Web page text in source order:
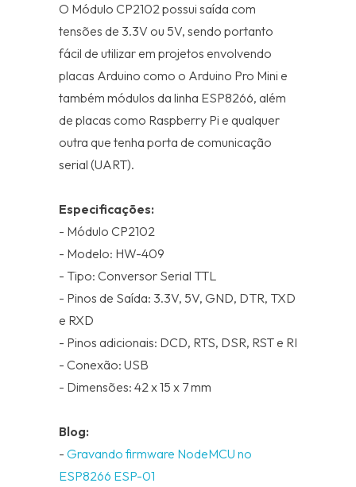
O Módulo CP2102 possui saída com
tensões de 3.3V ou 5V, sendo portanto
fácil de utilizar em projetos envolvendo
placas Arduino como o Arduino Pro Mini e
também módulos da linha ESP8266, além
de placas como Raspberry Pi e qualquer
outra que tenha porta de comunicação
serial (UART).
Especificações:
- Módulo CP2102
- Modelo: HW-409
- Tipo: Conversor Serial TTL
- Pinos de Saída: 3.3V, 5V, GND, DTR, TXD
e RXD
- Pinos adicionais: DCD, RTS, DSR, RST e RI
- Conexão: USB
- Dimensões: 42 x 15 x 7 mm
Blog:
- Gravando firmware NodeMCU no
ESP8266 ESP-01